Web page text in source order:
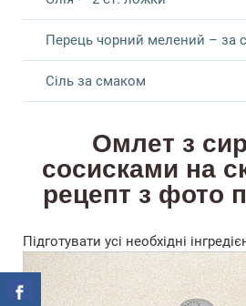
Перець чорний мелений – за
Сіль за смаком
Омлет з
сосисками на
рецепт з фото
Підготувати усі необхідні